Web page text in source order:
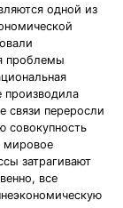
одной из
проблемы
производила
связи переросли
совокупность
мировое
затрагивают
все